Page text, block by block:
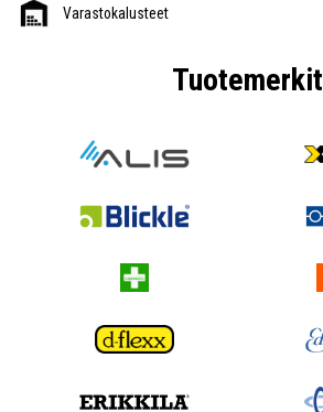
Varastokalusteet
Tuotemerkit